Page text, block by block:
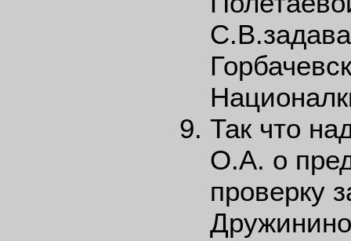
Так что
О.А. о
проверку